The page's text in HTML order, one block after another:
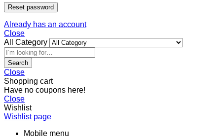
Reset password
Already has an account
Close
All Category
Search
Close
Shopping cart
Have no coupons here!
Close
Wishlist
Wishlist page
Mobile menu